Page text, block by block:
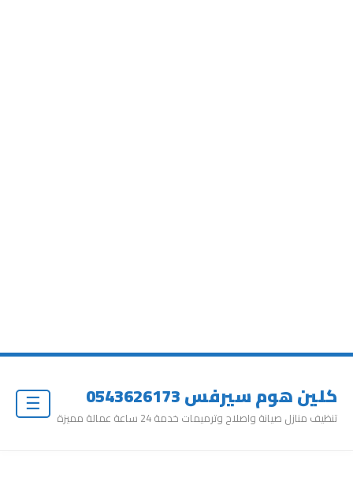
كلين هوم سيرفس 0543626173
تنظيف منازل صيانة واصلاح وترميمات خدمة 24 ساعة عمالة مميزة